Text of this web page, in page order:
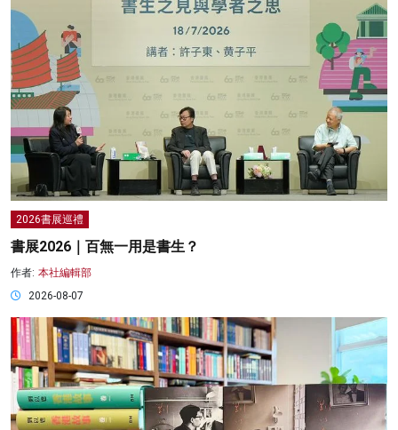
2026書展巡禮
書展2026｜百無一用是書生？
作者: 本社編輯部
2026-08-07